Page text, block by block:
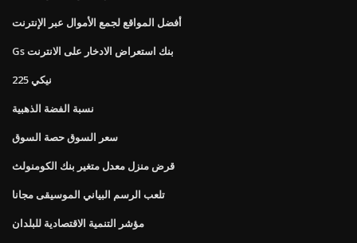
أفضل المواقع لجمع الأموال عبر الإنترنت
Gs بنك استعراض الادخار على الانترنت
نيكي 225
نسبة الفضة الذهبية
سعر السوق حصة السوق
قرض منزل معدل متغير بنك الكومنولث
تلعب الرسم البياني الموسيقى مجانا
مؤشر التنمية الاقتصادية للبلدان